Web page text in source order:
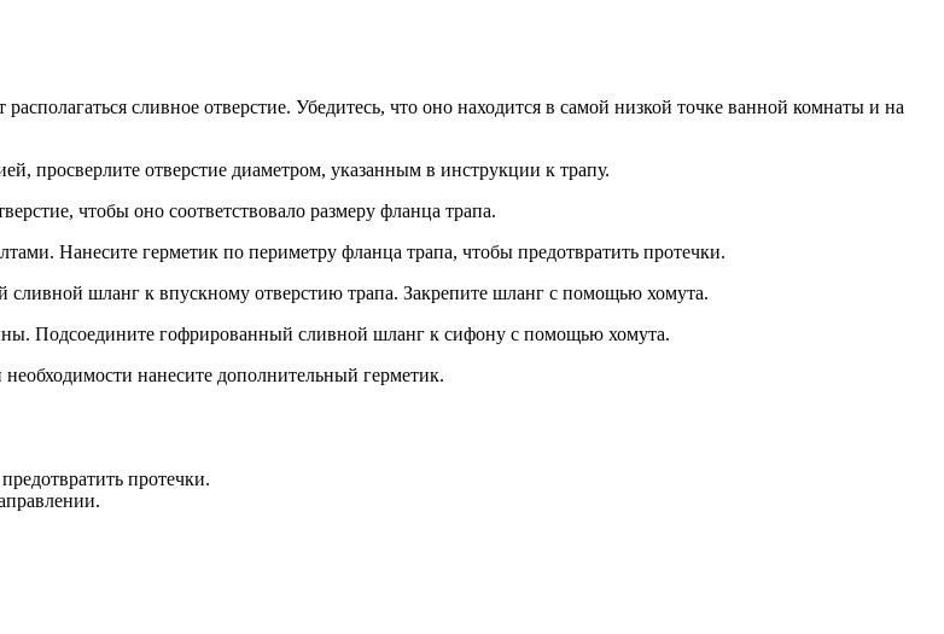
сливное отверстие. Убедитесь, что оно находится в самой низкой точке ванной комнаты и на
просверлите отверстие диаметром, указанным в инструкции к трапу.
чтобы оно соответствовало размеру фланца трапа.
Нанесите герметик по периметру фланца трапа, чтобы предотвратить протечки.
шланг к впускному отверстию трапа. Закрепите шланг с помощью хомута.
Подсоедините гофрированный сливной шланг к сифону с помощью хомута.
нанесите дополнительный герметик.
протечки.